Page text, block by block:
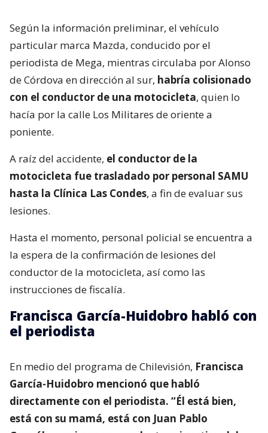
Según la información preliminar, el vehículo
particular marca Mazda, conducido por el
periodista de Mega, mientras circulaba por Alonso
de Córdova en dirección al sur, habría colisionado
con el conductor de una motocicleta, quien lo
hacía por la calle Los Militares de oriente a
poniente.
A raíz del accidente, el conductor de la
motocicleta fue trasladado por personal SAMU
hasta la Clínica Las Condes, a fin de evaluar sus
lesiones.
Hasta el momento, personal policial se encuentra a
la espera de la confirmación de lesiones del
conductor de la motocicleta, así como las
instrucciones de fiscalía.
Francisca García-Huidobro habló con
el periodista
En medio del programa de Chilevisión, Francisca
García-Huidobro mencionó que habló
directamente con el periodista. “Él está bien,
está con su mamá, está con Juan Pablo